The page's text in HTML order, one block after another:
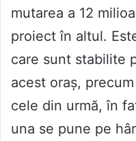
mutarea a 12
proiect în altul.
care sunt stabilite
acest oraș,
cele din urmă, în
una se pune pe